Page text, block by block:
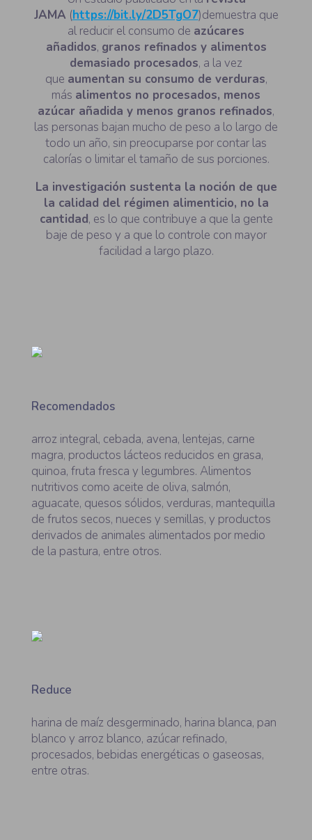
JAMA (https://bit.ly/2D5TgO7)demuestra que
al reducir el consumo de azúcares
añadidos, granos refinados y alimentos
demasiado procesados, a la vez
que aumentan su consumo de verduras,
más alimentos no procesados, menos
azúcar añadida y menos granos refinados,
las personas bajan mucho de peso a lo largo de
todo un año, sin preocuparse por contar las
calorías o limitar el tamaño de sus porciones.
La investigación sustenta la noción de que
la calidad del régimen alimenticio, no la
cantidad, es lo que contribuye a que la gente
baje de peso y a que lo controle con mayor
facilidad a largo plazo.
Recomendados
arroz integral, cebada, avena, lentejas, carne
magra, productos lácteos reducidos en grasa,
quinoa, fruta fresca y legumbres. Alimentos
nutritivos como aceite de oliva, salmón,
aguacate, quesos sólidos, verduras, mantequilla
de frutos secos, nueces y semillas, y productos
derivados de animales alimentados por medio
de la pastura, entre otros.
Reduce
harina de maíz desgerminado, harina blanca, pan
blanco y arroz blanco, azúcar refinado,
procesados, bebidas energéticas o gaseosas,
entre otras.